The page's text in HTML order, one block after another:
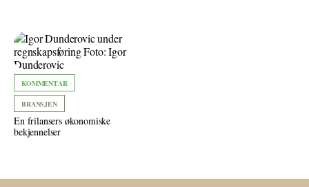
KOMMENTAR
BRANSJEN
En frilansers økonomiske
bekjennelser